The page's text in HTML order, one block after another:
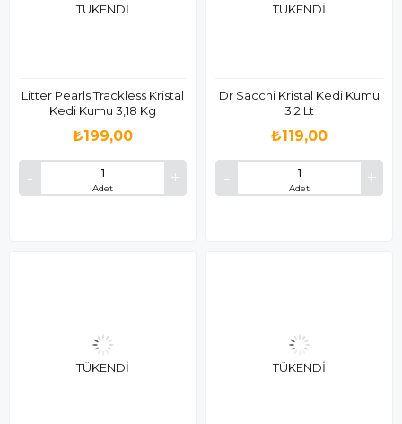
TÜKENDI
Litter Pearls Trackless Kristal
Kedi Kumu 3,18 Kg
Adet
₺199,00
TÜKENDI
Dr Sacchi Kristal Kedi Kumu
3,2 Lt
Adet
₺119,00
TÜKENDI TÜKENDI